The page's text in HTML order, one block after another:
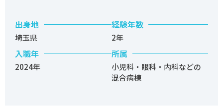
出身地
埼玉県
経験年数
2年
入職年
2024年
所属
小児科・眼科・内科などの
混合病棟